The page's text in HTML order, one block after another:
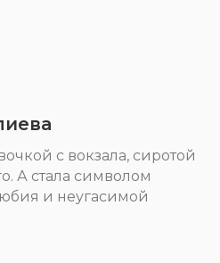
с вокзала, сиротой
А стала символом
и неугасимой